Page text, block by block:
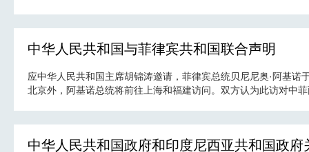
中华人民共和国与菲律宾共和国联合声明
应中华人民共和国主席胡锦涛邀请，菲律宾总统贝尼尼奥·阿基
北京外，阿基诺总统将前往上海和福建访问。双方认为此访对中
中华人民共和国政府和印度尼西亚共和国政